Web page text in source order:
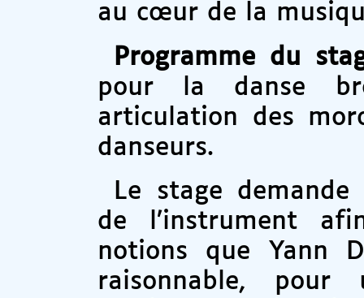
au cœur de la
Programme du
pour la danse
articulation des
danseurs.
Le stage
de l’instrument
notions que Yann
raisonnable,